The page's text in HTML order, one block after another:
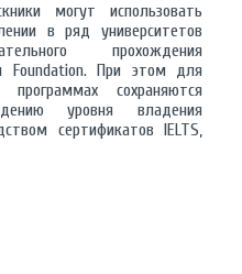
могут использовать
в ряд университетов
прохождения
Foundation. При этом для
сохраняются
уровня владения
сертификатов IELTS,